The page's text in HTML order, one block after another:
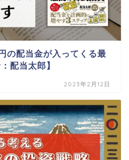
の配当金が入ってくる最
配当太郎】
2023年2月12日